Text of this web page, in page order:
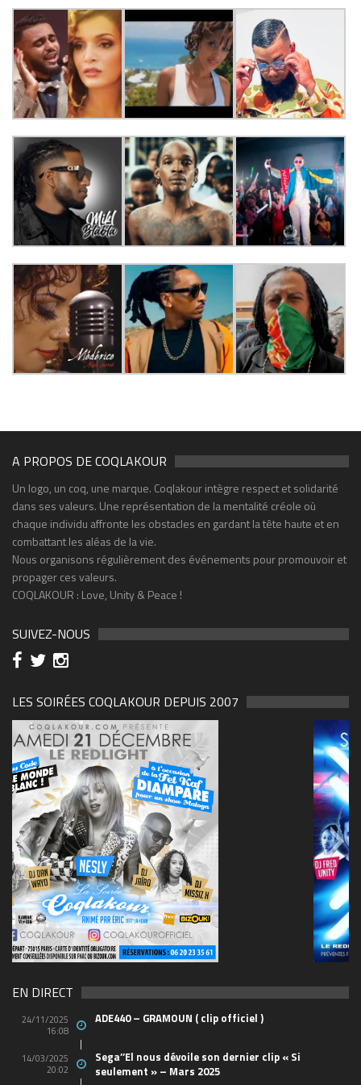
A PROPOS DE COQLAKOUR
Un logo, un coq, une marque. Coqlakour intègre respect et solidarité
dans ses valeurs. Une représentation de la mentalité créole où
chaque individu affronte les obstacles en gardant la tête haute et en
combattant les aléas de la vie.
Nous organisons régulièrement des événements pour promouvoir et
propager ces valeurs.
COQLAKOUR : Love, Unity & Peace !
SUIVEZ-NOUS
LES SOIRÉES COQLAKOUR DEPUIS 2007
(1)
EN DIRECT
24/11/2025
16:08
ADE440 – GRAMOUN ( clip officiel )
14/03/2025
20:02
Sega’’El nous dévoile son dernier clip « Si
seulement » – Mars 2025